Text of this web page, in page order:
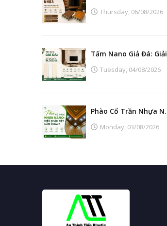
Thursday, 06/08/2026
Tuesday, 04/08/2026
Phào Cổ
Monday, 03/08/2026